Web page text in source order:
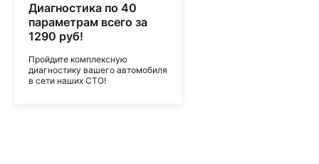
Диагностика по 40
параметрам всего за
1290 руб!
Пройдите комплексную
диагностику вашего автомобиля
в сети наших СТО!